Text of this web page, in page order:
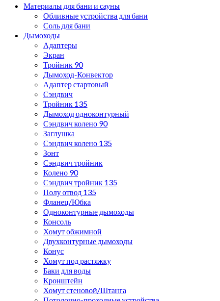
Материалы для бани и сауны
Обливные устройства для бани
Соль для бани
Дымоходы
Адаптеры
Экран
Тройник 90
Дымоход-Конвектор
Адаптер стартовый
Сэндвич
Тройник 135
Дымоход одноконтурный
Сэндвич колено 90
Заглушка
Сэндвич колено 135
Зонт
Сэндвич тройник
Колено 90
Сэндвич тройник 135
Полу отвод 135
Фланец/Юбка
Одноконтурные дымоходы
Консоль
Хомут обжимной
Двухконтурные дымоходы
Конус
Хомут под растяжку
Баки для воды
Кронштейн
Хомут стеновой/Штанга